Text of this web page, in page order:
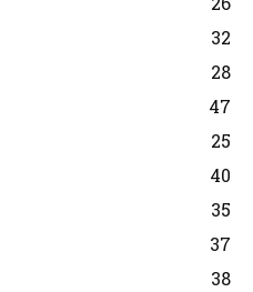
32
28
47
25
40
35
37
38